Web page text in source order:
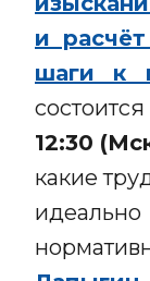
и
шаги к
12:30
какие